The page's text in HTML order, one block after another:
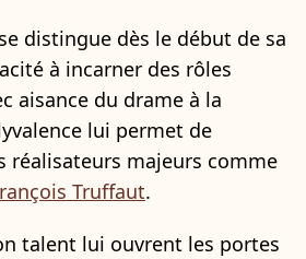
distingue dès le début de sa
à incarner des rôles
aisance du drame à la
lui permet de
réalisateurs majeurs comme
Truffaut.
talent lui ouvrent les portes